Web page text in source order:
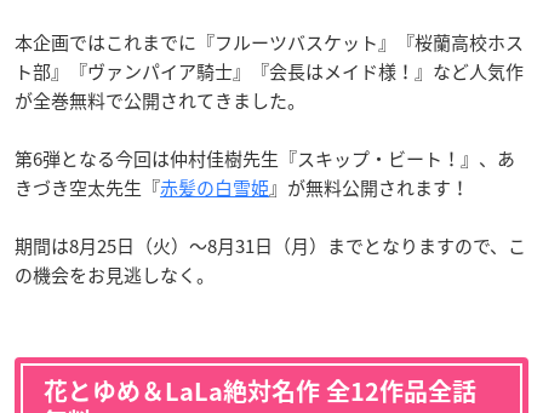
本企画ではこれまでに『フルーツバスケット』『桜蘭高校ホス
ト部』『ヴァンパイア騎士』『会長はメイド様！』など人気作
が全巻無料で公開されてきました。
第6弾となる今回は仲村佳樹先生『スキップ・ビート！』、あ
きづき空太先生『赤髪の白雪姫』が無料公開されます！
期間は8月25日（火）～8月31日（月）までとなりますので、こ
の機会をお見逃しなく。
花とゆめ＆LaLa絶対名作 全12作品全話